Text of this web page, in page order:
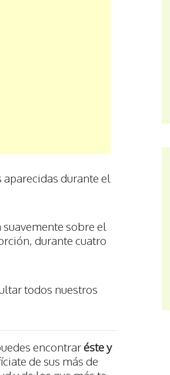
durante el
sobre el
durante cuatro
todos nuestros
encontraréste y
de sus más de